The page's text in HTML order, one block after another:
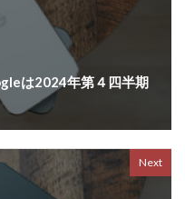
は2024年第４四半期
Next